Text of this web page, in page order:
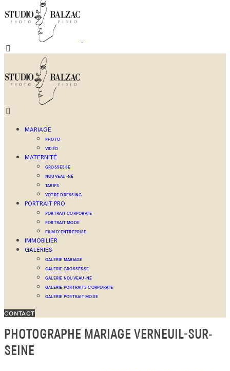
MARIAGE
PHOTO
VIDÉO
MATERNITÉ
GROSSESSE
NOUVEAU-NÉ
TARIFS
VOTRE DRESSING
PORTRAIT PRO
PORTRAIT CORPORATE
PORTRAIT MODE
FILM D’ENTREPRISE
IMMOBILIER
GALERIES
GALERIE MARIAGE
GALERIE GROSSESSE
GALERIE NOUVEAU-NÉ
GALERIE PORTRAITS CORPORATE
GALERIE PORTRAIT MODE
CONTACT
PHOTOGRAPHE MARIAGE VERNEUIL-SUR-
SEINE